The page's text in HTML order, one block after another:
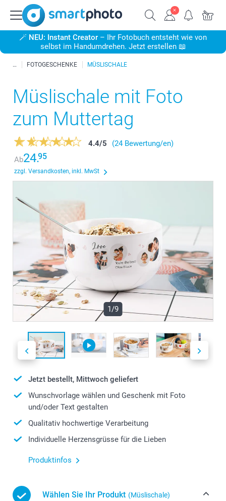
🪄 NEU: Instant Creator – Ihr Fotobuch entsteht wie von
selbst im Handumdrehen. Jetzt erstellen 📖
FOTOGESCHENKE MÜSLISCHALE
Müslischale mit Foto
zum Muttertag
4.4/5
(24 Bewertung/en)
Ab24.95
zzgl. Versandkosten, inkl. MwSt
1/9
Jetzt bestellt, Mittwoch geliefert
Wunschvorlage wählen und Geschenk mit Foto
und/oder Text gestalten
Qualitativ hochwertige Verarbeitung
Individuelle Herzensgrüsse für die Lieben
Produktinfos
Wählen Sie Ihr Produkt (Müslischale)